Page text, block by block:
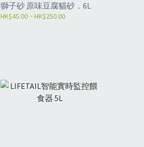
獅子砂 原味豆腐貓砂．6L
HK$45.00 ~ HK$250.00